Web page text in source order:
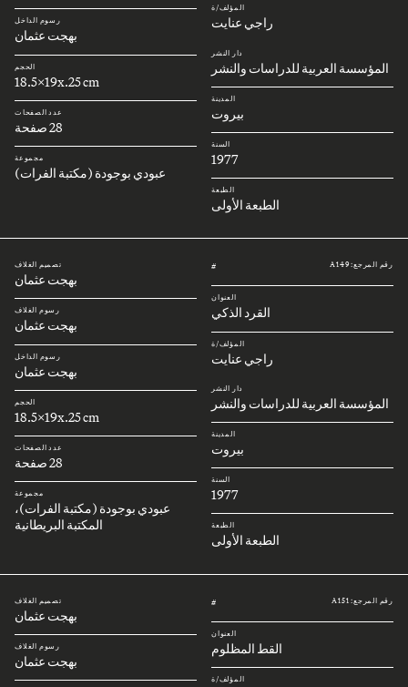
المؤلف/ة
راجي عنايت
دار النشر
المؤسسة العربية للدراسات والنشر
المدينة
بيروت
السنة
1977
الطبعة
الطبعة الأولى
رسوم الداخل
بهجت عثمان
الحجم
18.5x19x.25 cm
عدد الصفحات
28 صفحة
مجموعة
عبودي بوجودة (مكتبة الفرات)
رقم المرجع: A149 #
العنوان
القرد الذكي
المؤلف/ة
راجي عنايت
دار النشر
المؤسسة العربية للدراسات والنشر
المدينة
بيروت
السنة
1977
الطبعة
الطبعة الأولى
تصميم الغلاف
بهجت عثمان
رسوم الغلاف
بهجت عثمان
رسوم الداخل
بهجت عثمان
الحجم
18.5x19x.25 cm
عدد الصفحات
28 صفحة
مجموعة
عبودي بوجودة (مكتبة الفرات)،
المكتبة البريطانية
رقم المرجع: A151 #
العنوان
القط المظلوم
المؤلف/ة
تصميم الغلاف
بهجت عثمان
رسوم الغلاف
بهجت عثمان